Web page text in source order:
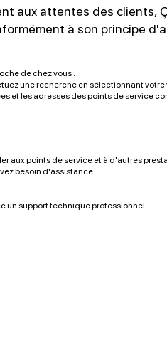
aux attentes des clients,
à son principe
de chez vous :
une recherche en sélectionnant
et les adresses des points de service
aux points de service et à d'autres
besoin d'assistance :
un support technique professionnel.